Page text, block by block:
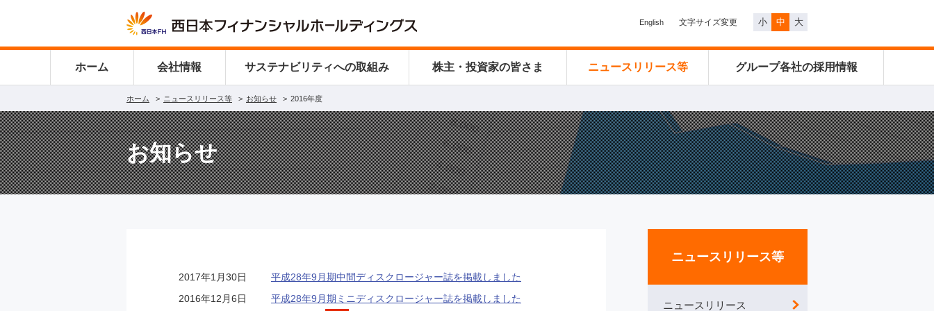
文字サイズ変更 小 中 大
English
ホーム 会社情報 サステナビリティへの取組み 株主・投資家の皆さま ニュースリリース等 グループ各社の採用情報
ホーム ニュースリリース等 お知らせ 2016年度
お知らせ
2017年1月30日
平成28年9月期中間ディスクロージャー誌を掲載しました
2016年12月6日
平成28年9月期ミニディスクロージャー誌を掲載しました
ニュースリリース等
ニュースリリース